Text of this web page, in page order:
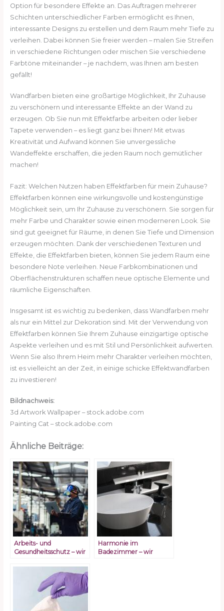
Option für besondere Effekte an. Das Auftragen mehrerer
Schichten unterschiedlicher Farben ermöglicht es Ihnen,
interessante Designs zu erstellen und dem Raum mehr Tiefe zu
verleihen. Dabei können Sie freier werden – malen Sie Streifen
in verschiedene Richtungen oder mischen Sie verschiedene
Farbtöne miteinander – je nachdem, was Ihnen am besten
gefällt!
Wandfarben bieten eine großartige Möglichkeit, Ihr Zuhause
zu verschönern und interessante Effekte an der Wand zu
erzeugen. Ob Sie nun mit Effektfarbe arbeiten oder lieber
Tapete verwenden – es liegt ganz bei Ihnen! Mit etwas
Kreativität und Aufwand können Sie unvergessliche
Wandeffekte erschaffen, die jeden Raum noch gemütlicher
machen!
Fazit: Welchen Nutzen haben Effektfarben für mein Zuhause?
Effektfarben können eine wirkungsvolle und kostengünstige
Möglichkeit sein, um Ihr Zuhause zu verschönern. Sie sorgen für
mehr Farbe und Charakter sowie einen moderneren Look. Sie
sind gut geeignet für Räume, in denen Sie Tiefe und Dimension
erzeugen möchten. Dank der verschiedenen Texturen und
Effekte, die Effektfarben bieten, können Sie jedem Raum eine
besondere Note verleihen. Neue Farbkombinationen und
Oberflächenstrukturen schaffen neue optische Elemente und
räumliche Eigenschaften.
Insgesamt ist es wichtig zu bedenken, dass Wandfarben mehr
als nur ein Mittel zur Dekoration sind. Mit der Verwendung von
Effektfarben können Sie Ihrem Zuhause einzigartige optische
Aspekte verleihen und es mit Stil und Persönlichkeit aufwerten.
Wenn Sie also Ihrem Heim mehr Charakter verleihen möchten,
ist es vielleicht an der Zeit, in einige schicke Effektwandfarben
zu investieren!
Bildnachweis:
3d Artwork Wallpaper – stock.adobe.com
Painting Cat – stock.adobe.com
Ähnliche Beiträge:
Arbeits- und
Gesundheitsschutz – wir
Entstaubungsanlage
Harmonie im
Badezimmer – wir